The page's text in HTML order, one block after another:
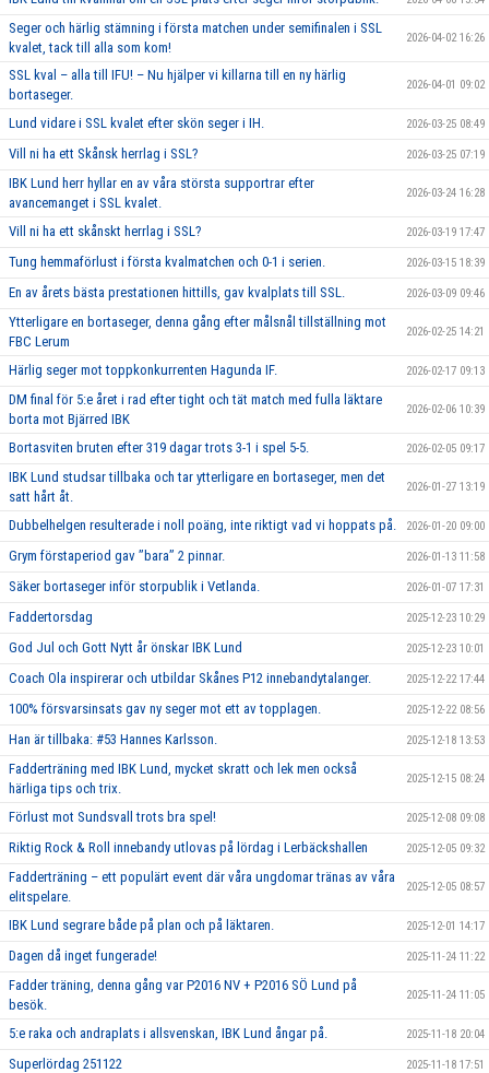
Seger och härlig stämning i första matchen under semifinalen i SSL
kvalet, tack till alla som kom!
2026-04-02 16:26
SSL kval – alla till IFU! – Nu hjälper vi killarna till en ny härlig
bortaseger.
2026-04-01 09:02
Lund vidare i SSL kvalet efter skön seger i IH. 2026-03-25 08:49
Vill ni ha ett Skånsk herrlag i SSL? 2026-03-25 07:19
IBK Lund herr hyllar en av våra största supportrar efter
avancemanget i SSL kvalet.
2026-03-24 16:28
Vill ni ha ett skånskt herrlag i SSL? 2026-03-19 17:47
Tung hemmaförlust i första kvalmatchen och 0-1 i serien. 2026-03-15 18:39
En av årets bästa prestationen hittills, gav kvalplats till SSL. 2026-03-09 09:46
Ytterligare en bortaseger, denna gång efter målsnål tillställning mot
FBC Lerum
2026-02-25 14:21
Härlig seger mot toppkonkurrenten Hagunda IF. 2026-02-17 09:13
DM final för 5:e året i rad efter tight och tät match med fulla läktare
borta mot Bjärred IBK
2026-02-06 10:39
Bortasviten bruten efter 319 dagar trots 3-1 i spel 5-5. 2026-02-05 09:17
IBK Lund studsar tillbaka och tar ytterligare en bortaseger, men det
satt hårt åt.
2026-01-27 13:19
Dubbelhelgen resulterade i noll poäng, inte riktigt vad vi hoppats på. 2026-01-20 09:00
Grym förstaperiod gav ’’bara’’ 2 pinnar. 2026-01-13 11:58
Säker bortaseger inför storpublik i Vetlanda. 2026-01-07 17:31
Faddertorsdag 2025-12-23 10:29
God Jul och Gott Nytt år önskar IBK Lund 2025-12-23 10:01
Coach Ola inspirerar och utbildar Skånes P12 innebandytalanger. 2025-12-22 17:44
100% försvarsinsats gav ny seger mot ett av topplagen. 2025-12-22 08:56
Han är tillbaka: #53 Hannes Karlsson. 2025-12-18 13:53
Fadderträning med IBK Lund, mycket skratt och lek men också
härliga tips och trix.
2025-12-15 08:24
Förlust mot Sundsvall trots bra spel! 2025-12-08 09:08
Riktig Rock & Roll innebandy utlovas på lördag i Lerbäckshallen 2025-12-05 09:32
Fadderträning – ett populärt event där våra ungdomar tränas av våra
elitspelare.
2025-12-05 08:57
IBK Lund segrare både på plan och på läktaren. 2025-12-01 14:17
Dagen då inget fungerade! 2025-11-24 11:22
Fadder träning, denna gång var P2016 NV + P2016 SÖ Lund på
besök.
2025-11-24 11:05
5:e raka och andraplats i allsvenskan, IBK Lund ångar på. 2025-11-18 20:04
Superlördag 251122 2025-11-18 17:51